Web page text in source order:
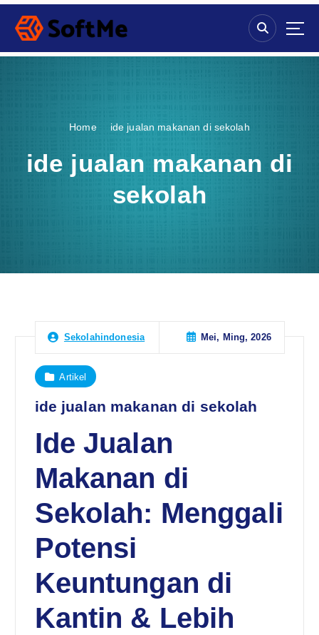
S
p
Home ide jualan makanan di sekolah
ide jualan makanan di
sekolah
Sekolahindonesia Mei, Ming, 2026
Artikel
ide jualan makanan di sekolah
Ide Jualan
Makanan di
Sekolah: Menggali
Potensi
Keuntungan di
Kantin & Lebih